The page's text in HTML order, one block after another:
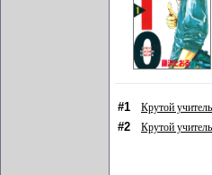
#1 Крутой
#2
Крутой